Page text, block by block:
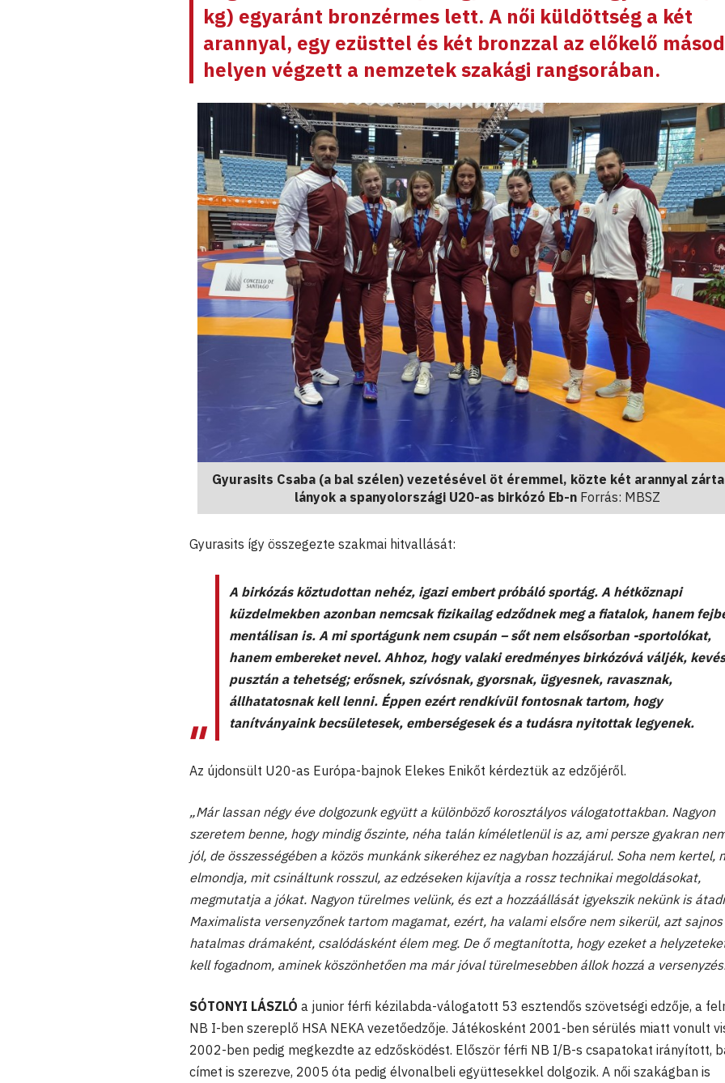
kg) egyaránt bronzérmes lett. A női küldöttség a két
arannyal, egy ezüsttel és két bronzzal az előkelő
helyen végzett a nemzetek szakági rangsorában.
Gyurasits Csaba (a bal szélen) vezetésével öt éremmel, közte két arannyal
lányok a spanyolországi U20-as birkózó Eb-nForrás: MBSZ
Gyurasits így összegezte szakmai hitvallását:
A birkózás köztudottan nehéz, igazi embert próbáló sportág. A hétköznapi
küzdelmekben azonban nemcsak fizikailag edződnek meg a fiatalok, hanem
mentálisan is. A mi sportágunk nem csupán – sőt nem elsősorban -sportolókat,
hanem embereket nevel. Ahhoz, hogy valaki eredményes birkózóvá váljék, kevés
pusztán a tehetség; erősnek, szívósnak, gyorsnak, ügyesnek, ravasznak,
állhatatosnak kell lenni. Éppen ezért rendkívül fontosnak tartom, hogy
tanítványaink becsületesek, emberségesek és a tudásra nyitottak legyenek.
Az újdonsült U20-as Európa-bajnok Elekes Enikőt kérdeztük az edzőjéről.
„Már lassan négy éve dolgozunk együtt a különböző korosztályos válogatottakban. Nagyon
szeretem benne, hogy mindig őszinte, néha talán kíméletlenül is az, ami persze gyakran
jól, de összességében a közös munkánk sikeréhez ez nagyban hozzájárul. Soha nem kertel,
elmondja, mit csináltunk rosszul, az edzéseken kijavítja a rossz technikai megoldásokat,
megmutatja a jókat. Nagyon türelmes velünk, és ezt a hozzáállását igyekszik nekünk is
Maximalista versenyzőnek tartom magamat, ezért, ha valami elsőre nem sikerül, azt sajnos
hatalmas drámaként, csalódásként élem meg. De ő megtanította, hogy ezeket a
kell fogadnom, aminek köszönhetően ma már jóval türelmesebben állok hozzá a
SÓTONYI LÁSZLÓ a junior férfi kézilabda-válogatott 53 esztendős szövetségi edzője, a
NB I-ben szereplő HSA NEKA vezetőedzője. Játékosként 2001-ben sérülés miatt vonult
2002-ben pedig megkezdte az edzősködést. Először férfi NB I/B-s csapatokat irányított,
címet is szerezve, 2005 óta pedig élvonalbeli együttesekkel dolgozik. A női szakágban is